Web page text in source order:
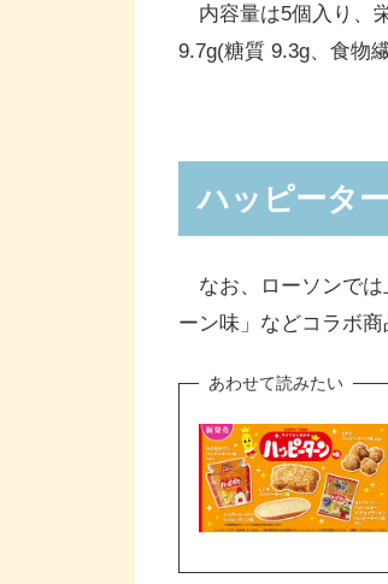
内容量は5個入り、
9.7g(糖質 9.3g、食物
ハッピータ
なお、ローソンでは
ーン味」などコラボ